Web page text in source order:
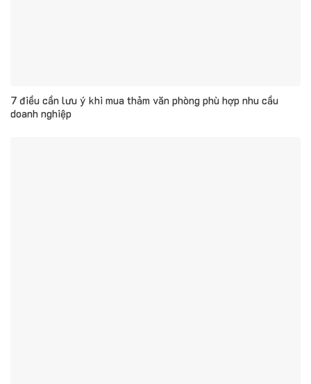
7 điều cần lưu ý khi mua thảm văn phòng phù hợp nhu cầu
doanh nghiệp